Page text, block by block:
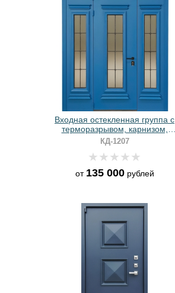
Входная остекленная группа с
терморазрывом, карнизом,
металлобагетом и синим
порошковым напылением
КД-1207
от 135 000рублей